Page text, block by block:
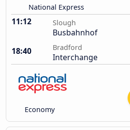
National Express
11:12 Slough
Busbahnhof
18:40
Bradford
Interchange
Economy